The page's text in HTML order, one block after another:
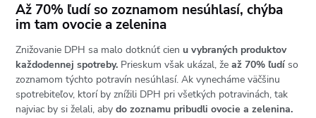
Až 70% ľudí so zoznamom nesúhlasí, chýba
im tam ovocie a zelenina
Znižovanie DPH sa malo dotknúť cien u vybraných produktov
každodennej spotreby. Prieskum však ukázal, žeaž 70% ľudí so
zoznamom týchto potravín nesúhlasí. Ak vynecháme väčšinu
spotrebiteľov, ktorí by znížili DPH pri všetkých potravinách, tak
najviac by si želali, abydo zoznamu pribudli ovocie a zelenina.